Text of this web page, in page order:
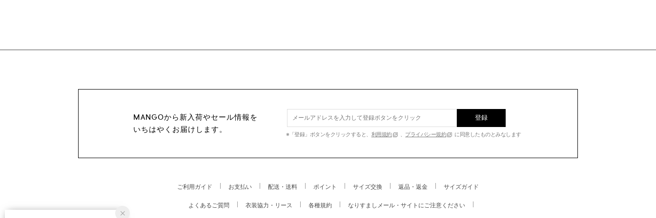
MANGOから新入荷やセール情報を
いちはやくお届けします。
登録
※「登録」ボタンをクリックすると、 利用規約 、 プライバシー規約 に同意したものとみなします
ご利用ガイド お支払い 配送・送料 ポイント サイズ交換 返品・返金 サイズガイド
よくあるご質問 衣装協力・リース 各種規約 なりすましメール・サイトにご注意ください